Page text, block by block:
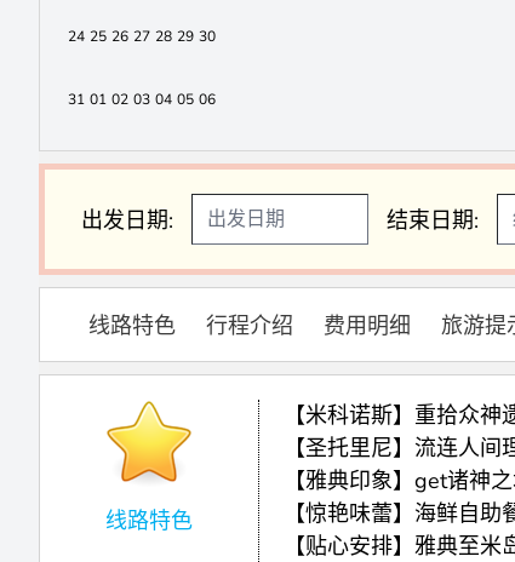
24 25 26 27 28 29 30
31 01 02 03 04 05 06
出发日期: 结束日期:
线路特色 行程介绍 费用明细 旅游提
线路特色
【米科诺斯】重拾众
【圣托里尼】流连人
【雅典印象】get诸神
【惊艳味蕾】海鲜自
【贴心安排】雅典至